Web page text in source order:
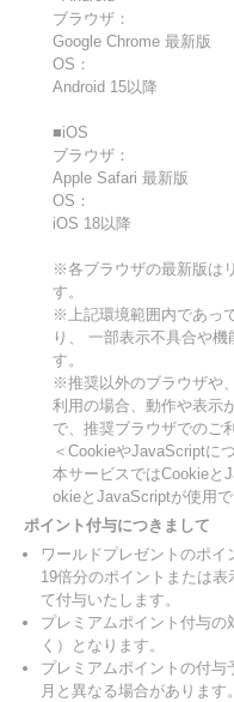
ブラウザ：
Google Chrome 最新版
OS：
Android 15以降
■iOS
ブラウザ：
Apple Safari 最新版
OS：
iOS 18以降
※各ブラウザの最新版は
す。
※上記環境範囲内であっ
り、 一部表示不具合や
す。
※推奨以外のブラウザや
利用の場合、動作や表示
で、推奨ブラウザでのご
＜CookieやJavaScriptに
本サービスではCookieと
okieとJavaScriptが使用
ポイント付与につきまして
ワールドプレゼントのポイ
19倍分のポイントまたは
て付与いたします。
プレミアムポイント付与
く）となります。
プレミアムポイントの付
月と異なる場合がありま